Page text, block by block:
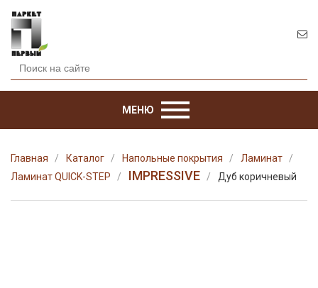
МЕНЮ
Главная Каталог Напольные покрытия
Ламинат
Ламинат QUICK-STEP
IMPRESSIVE Дуб коричневый